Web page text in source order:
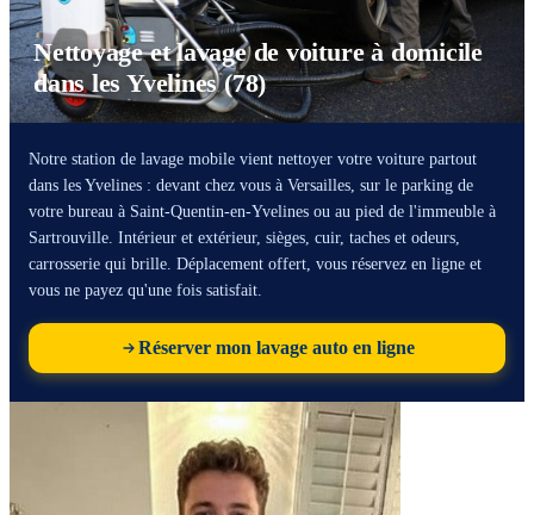
Nettoyage et lavage de voiture à domicile
dans les Yvelines (78)
Notre station de lavage mobile vient nettoyer votre voiture partout
dans les Yvelines : devant chez vous à Versailles, sur le parking de
votre bureau à Saint-Quentin-en-Yvelines ou au pied de l'immeuble à
Sartrouville. Intérieur et extérieur, sièges, cuir, taches et odeurs,
carrosserie qui brille. Déplacement offert, vous réservez en ligne et
vous ne payez qu'une fois satisfait.
Réserver mon lavage auto en ligne